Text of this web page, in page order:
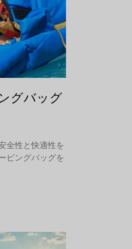
グバッグ
全性と快適性を
ピングバッグを